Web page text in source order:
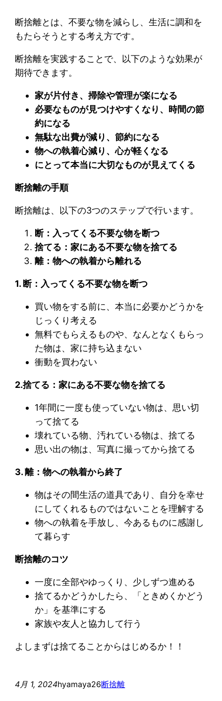
断捨離とは、不要な物を減らし、生活に調和を
もたらそうとする考え方です。
断捨離を実践することで、以下のような効果が
期待できます。
家が片付き、掃除や管理が楽になる
必要なものが見つけやすくなり、時間の節
約になる
無駄な出費が減り、節約になる
物への執着心減り、心が軽くなる
にとって本当に大切なものが見えてくる
断捨離の手順
断捨離は、以下の3つのステップで行います。
断：入ってくる不要な物を断つ
捨てる：家にある不要な物を捨てる
離：物への執着から離れる
1. 断：入ってくる不要な物を断つ
買い物をする前に、本当に必要かどうかを
じっくり考える
無料でもらえるものや、なんとなくもらっ
た物は、家に持ち込まない
衝動を買わない
2.捨てる：家にある不要な物を捨てる
1年間に一度も使っていない物は、思い切
って捨てる
壊れている物、汚れている物は、捨てる
思い出の物は、写真に撮ってから捨てる
3. 離：物への執着から終了
物はその間生活の道具であり、自分を幸せ
にしてくれるものではないことを理解する
物への執着を手放し、今あるものに感謝し
て暮らす
断捨離のコツ
一度に全部やゆっくり、少しずつ進める
捨てるかどうかしたら、「ときめくかどう
か」を基準にする
家族や友人と協力して行う
よしまずは捨てることからはじめるか！！
4月 1, 2024hyamaya26断捨離